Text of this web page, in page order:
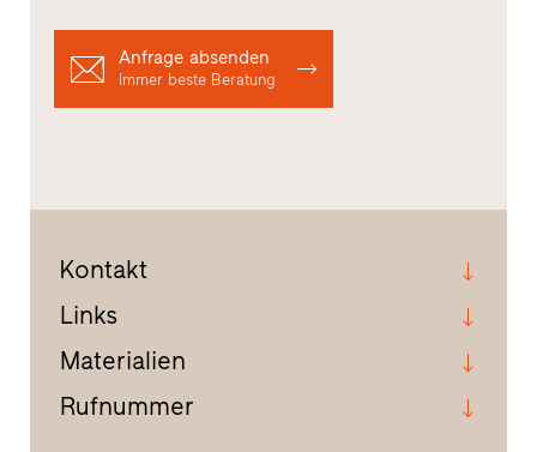
Anfrage absenden
Immer beste Beratung
Kontakt
Links
Materialien
Rufnummer